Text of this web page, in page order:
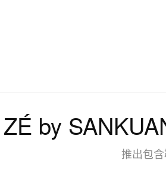
ZÉ by
推出包